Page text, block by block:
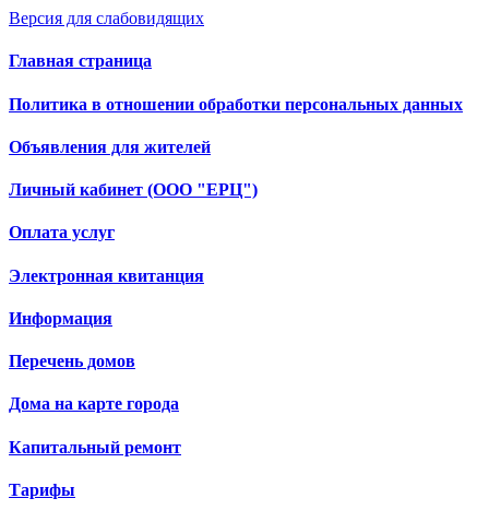
Версия для слабовидящих
Главная страница
Политика в отношении обработки персональных данных
Объявления для жителей
Личный кабинет (ООО "ЕРЦ")
Оплата услуг
Электронная квитанция
Информация
Перечень домов
Дома на карте города
Капитальный ремонт
Тарифы